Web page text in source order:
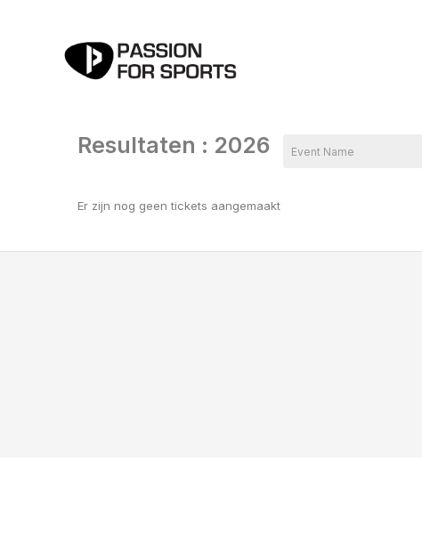
Resultaten : 2026
Er zijn nog geen tickets aangemaakt